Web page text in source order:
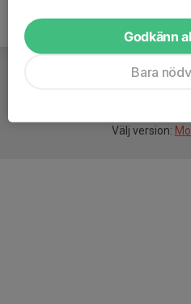
Välj version:
Godkänn
Bara